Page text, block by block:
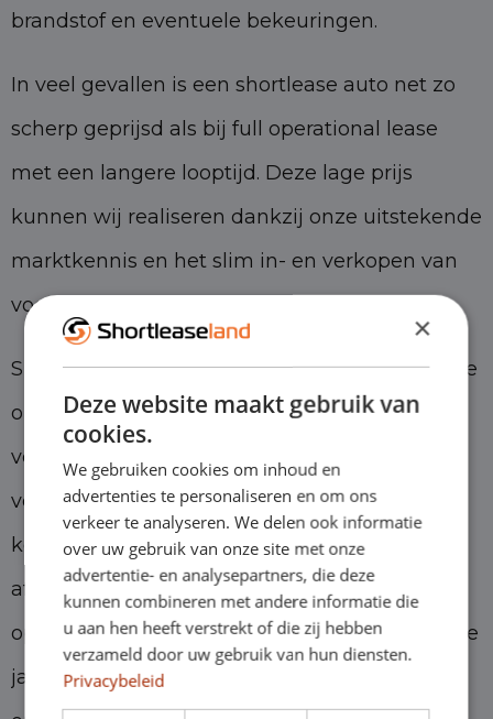
brandstof en eventuele bekeuringen.
In veel gevallen is een shortlease auto net zo
scherp geprijsd als bij full operational lease
met een langere looptijd. Deze lage prijs
kunnen wij realiseren dankzij onze uitstekende
marktkennis en het slim in- en verkopen van
voertuigen.
Shortleasen is om meerdere redenen de ideale
oplossing voor starters. Het biedt namelijk erg
veel flexibiliteit en er zijn weinig risico’s aan
verbonden. Dit komt onder andere door de
kortere looptijd, de mogelijkheid om na de
afgesproken looptijd je contract maandelijks
op te zeggen en door het feit dat we niet om je
jaarcijfers vragen. Wij beoordelen je aanvraag
×
Deze website maakt gebruik van
cookies.
We gebruiken cookies om inhoud en
advertenties te personaliseren en om ons
verkeer te analyseren. We delen ook informatie
over uw gebruik van onze site met onze
advertentie- en analysepartners, die deze
kunnen combineren met andere informatie die
u aan hen heeft verstrekt of die zij hebben
verzameld door uw gebruik van hun diensten.
Privacybeleid